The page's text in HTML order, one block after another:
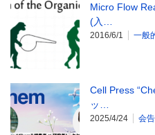
Micro Flow
(入…
2016/6/1 一般
Cell Press
ッ…
2025/4/24 会告